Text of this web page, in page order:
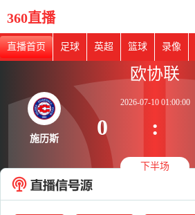
360直播
直播首页 足球 英超 篮球 录像
施历斯
欧协联
2026-07-10 01:00:00
0 :
下半场